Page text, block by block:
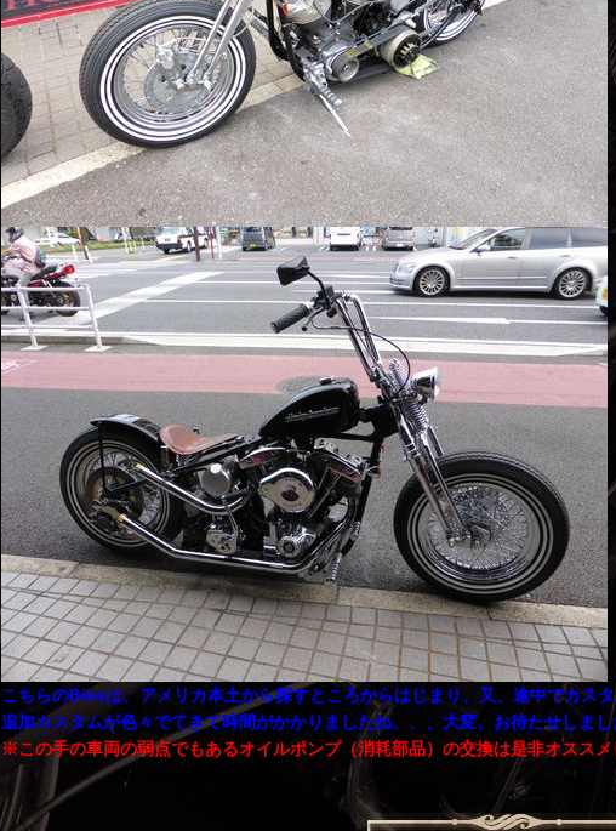
こちらのBikeは、アメリカ本土から探すところからはじまり、又、途中でカス
追加カスタムが色々でてきて時間がかかりましたね、、、大変、お待たせしまし
※この手の車両の弱点でもあるオイルポンプ（消耗部品）の交換は是非オスス